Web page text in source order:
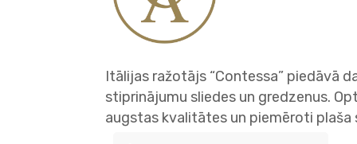
Itālijas ražotājs “Contessa” piedāvā
stiprinājumu sliedes un gredzenus.
augstas kvalitātes un piemēroti plaša